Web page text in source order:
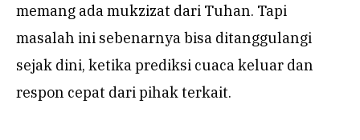
memang ada mukzizat dari Tuhan. Tapi
masalah ini sebenarnya bisa ditanggulangi
sejak dini, ketika prediksi cuaca keluar dan
respon cepat dari pihak terkait.